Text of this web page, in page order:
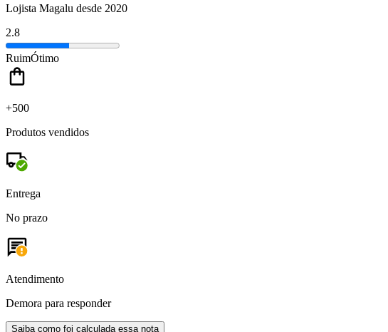
Lojista Magalu desde 2020
2.8
RuimÓtimo
+500
Produtos vendidos
Entrega
No prazo
Atendimento
Demora para responder
Saiba como foi calculada essa nota